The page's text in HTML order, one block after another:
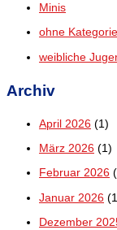
Minis
ohne Kategorie
weibliche
Archiv
April 2026 (1)
März 2026 (1)
Februar 2026
Januar 2026
Dezember